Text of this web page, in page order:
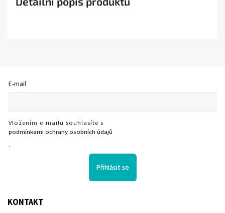
E-mail
Vložením e-mailu souhlasíte s
podmínkami ochrany osobních údajů
.
Přihlásit se
KONTAKT